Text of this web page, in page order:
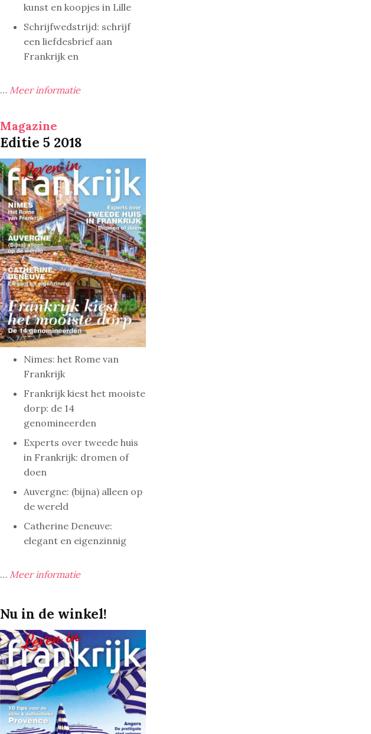
kunst en koopjes in Lille
Schrijfwedstrijd: schrijf
een liefdesbrief aan
Frankrijk en
… Meer informatie
Magazine
Editie 5 2018
Nimes: het Rome van
Frankrijk
Frankrijk kiest het mooiste
dorp: de 14
genomineerden
Experts over tweede huis
in Frankrijk: dromen of
doen
Auvergne: (bijna) alleen op
de wereld
Catherine Deneuve:
elegant en eigenzinnig
… Meer informatie
Nu in de winkel!